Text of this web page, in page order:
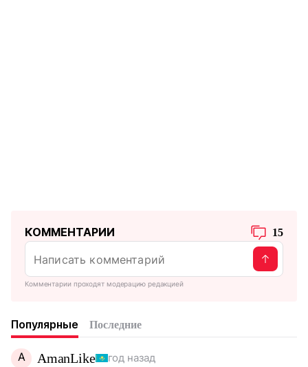
КОММЕНТАРИИ 15
Комментарии проходят модерацию редакцией
Популярные Последние
A AmanLike год назад